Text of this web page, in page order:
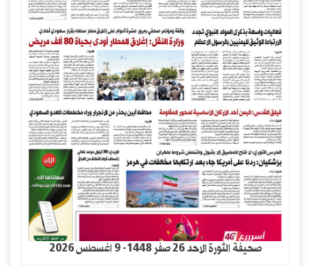
صحيفة الثورة الاحد 26 صفر 1448- 9 اغسطس 2026